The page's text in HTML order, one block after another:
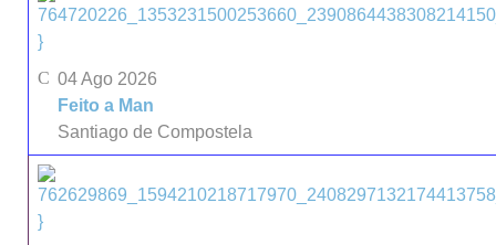
}
04 Ago 2026
Feito a Man
Santiago de Compostela
}